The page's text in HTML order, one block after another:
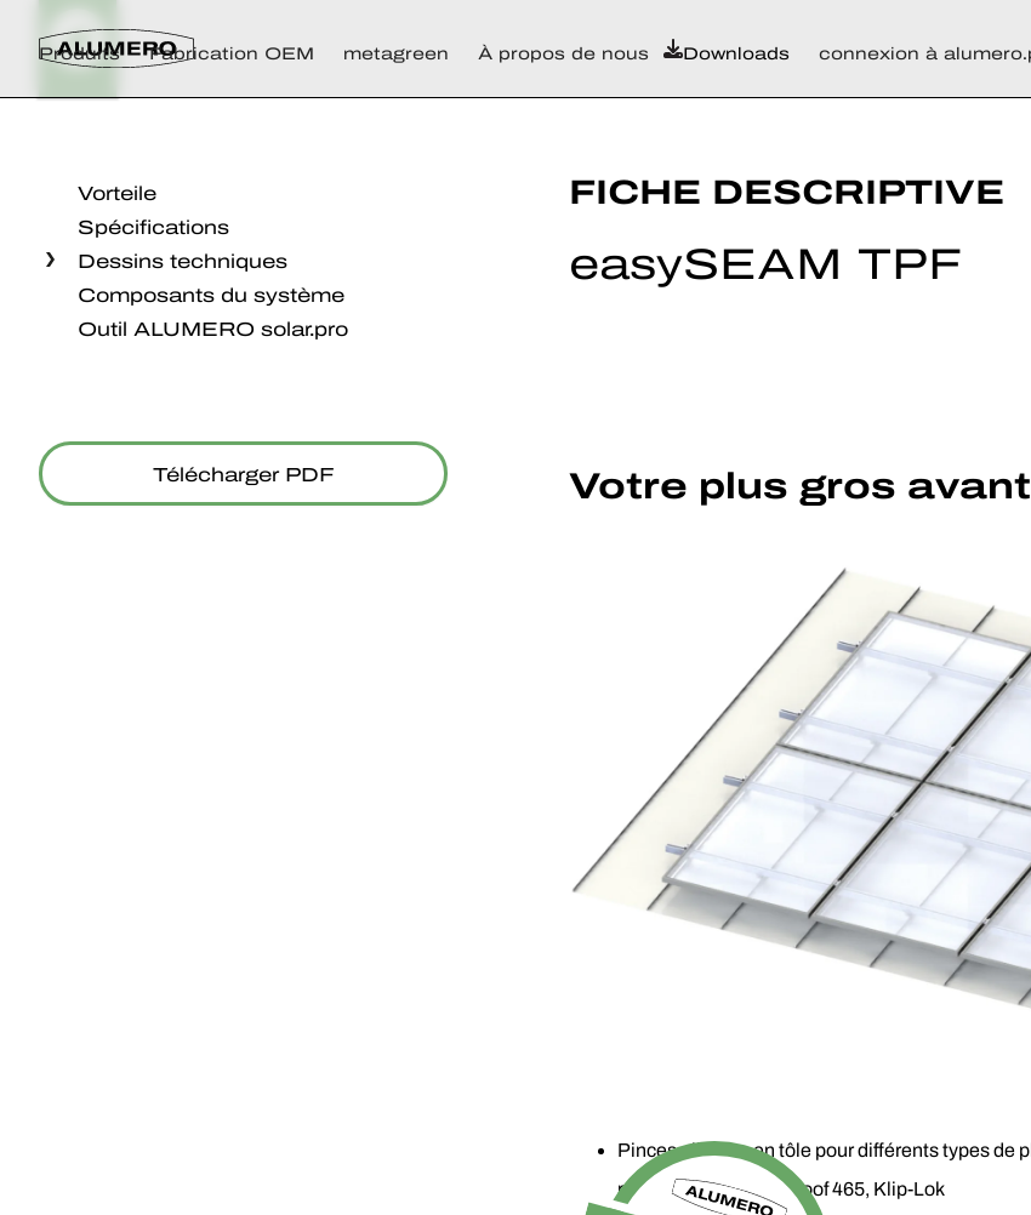
Produits Fabrication OEM metagreen À propos de nous Downloads connexion à
Vorteile
Spécifications
Dessins techniques
Composants du système
Outil ALUMERO solar.pro
Télécharger PDF
FICHE DESCRIPTIVE
easySEAM TPF
Votre plus gros
Pinces pliantes en tôle pour différents types de
ronds, Domico, Rib-Roof 465, Klip-Lok